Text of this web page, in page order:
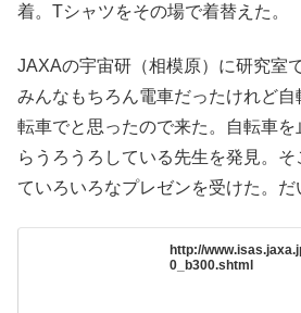
着。Tシャツをその場で着替えた。
JAXAの宇宙研（相模原）に研究室
みんなもちろん電車だったけれど
転車でと思ったので来た。自転車
らうろうろしている先生を発見。
ていろいろなプレゼンを受けた。だ
http://
0_b300.shtml